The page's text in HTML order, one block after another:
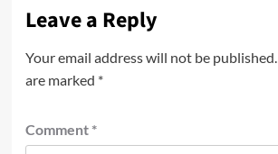
Leave a Reply
Your email address will not be published.
are marked *
Comment *